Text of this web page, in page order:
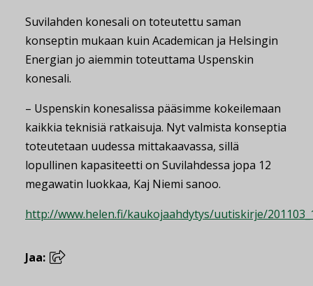
Suvilahden konesali on toteutettu saman
konseptin mukaan kuin Academican ja Helsingin
Energian jo aiemmin toteuttama Uspenskin
konesali.
– Uspenskin konesalissa pääsimme kokeilemaan
kaikkia teknisiä ratkaisuja. Nyt valmista konseptia
toteutetaan uudessa mittakaavassa, sillä
lopullinen kapasiteetti on Suvilahdessa jopa 12
megawatin luokkaa, Kaj Niemi sanoo.
http://www.helen.fi/kaukojaahdytys/uutiskirje/
Jaa: